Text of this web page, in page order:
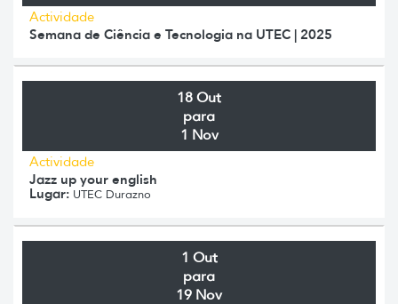
Actividade
Semana de Ciência e Tecnologia na UTEC | 2025
18 Out
para
1 Nov
Actividade
Jazz up your english
Lugar: UTEC Durazno
1 Out
para
19 Nov